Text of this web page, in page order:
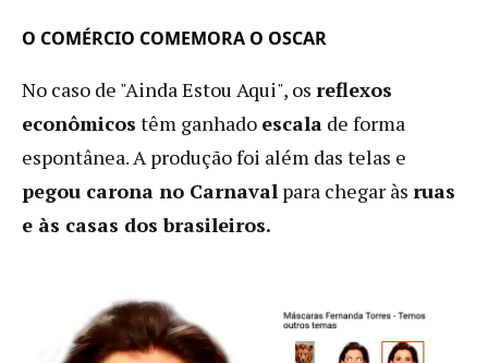
O COMÉRCIO COMEMORA O OSCAR
No caso de "Ainda Estou Aqui", os reflexos
econômicos têm ganhado escala de forma
espontânea. A produção foi além das telas e
pegou carona no Carnaval para chegar às ruas
e às casas dos brasileiros.